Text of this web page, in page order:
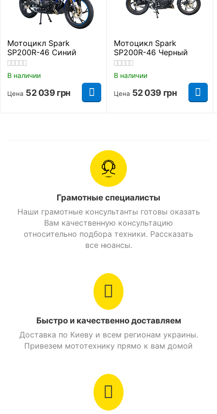
Особенности
выключение
двигателя
дизайн
Состояние Новый
Страна производитель Китай
внедорожный
Питбайк
Производитель Forte
Возраст Детские
Бензин
50 кг.
Максимальная
скорость
30 км./час
Главная передача Цепной привод
Трубчатый каркас
Есть
Мотоцикл Spark
SP200R-46 Синий
В наличии
Цена 52 039 грн
Мотоцикл Spark
SP200R-46 Черный
В наличии
Цена 52 039 грн
Грамотные специалисты
Наши грамотные консультанты готовы оказать
Вам качественную консультацию
относительно подбора техники. Рассказать
все нюансы.
Быстро и качественно доставляем
Доставка по Киеву и всем регионам украины.
Привезем мототехнику прямо к вам домой